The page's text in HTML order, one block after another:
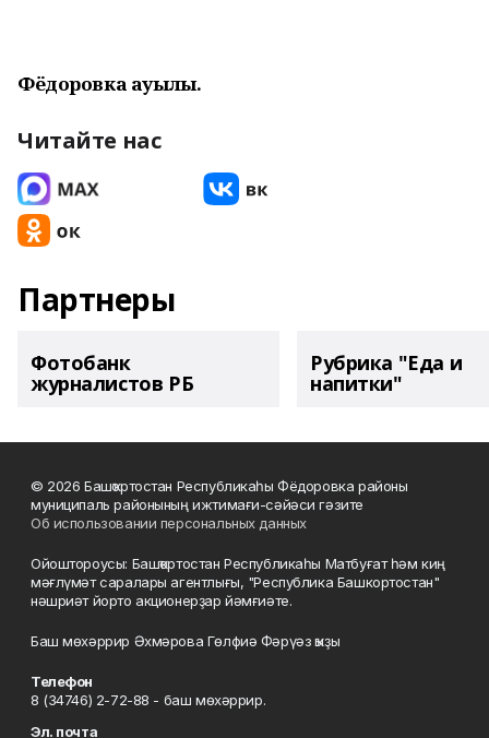
Фёдоровка ауылы.
Читайте нас
Партнеры
Фотобанк
журналистов РБ
Рубрика "Еда и
напитки"
© 2026 Башҡортостан Республикаһы Фёдоровка районы
муниципаль районының ижтимағи-сәйәси гәзите
Об использовании персональных данных
Ойоштороусы: Башҡортостан Республикаһы Матбуғат һәм киң
мәғлүмәт саралары агентлығы, "Республика Башкортостан"
нәшриәт йорто акционерҙар йәмғиәте.
Баш мөхәррир Әхмәрова Гөлфиә Фәрүәз ҡыҙы
Телефон
8 (34746) 2-72-88 - баш мөхәррир.
Эл. почта